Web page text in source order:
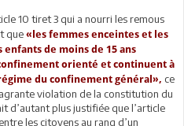
10 tiret 3 qui a nourri les remous
que «les femmes enceintes et les
de moins de 15 ans
orienté et continuent à
du confinement général», ce
violation de la constitution du
d’autant plus justifiée que l’article
les citoyens au rang d’un